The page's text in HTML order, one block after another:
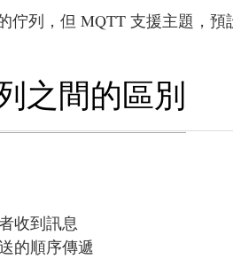
佇列，但 MQTT 支援主題，
之間的區別
收到訊息
的順序傳遞